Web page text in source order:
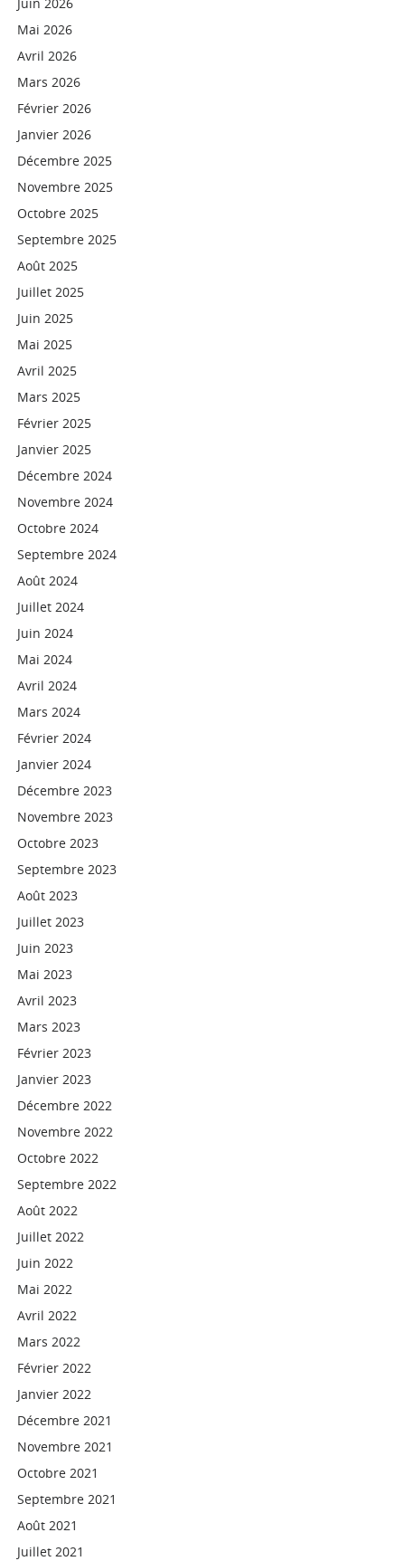
Mai 2026
Avril 2026
Mars 2026
Février 2026
Janvier 2026
Décembre 2025
Novembre 2025
Octobre 2025
Septembre 2025
Août 2025
Juillet 2025
Juin 2025
Mai 2025
Avril 2025
Mars 2025
Février 2025
Janvier 2025
Décembre 2024
Novembre 2024
Octobre 2024
Septembre 2024
Août 2024
Juillet 2024
Juin 2024
Mai 2024
Avril 2024
Mars 2024
Février 2024
Janvier 2024
Décembre 2023
Novembre 2023
Octobre 2023
Septembre 2023
Août 2023
Juillet 2023
Juin 2023
Mai 2023
Avril 2023
Mars 2023
Février 2023
Janvier 2023
Décembre 2022
Novembre 2022
Octobre 2022
Septembre 2022
Août 2022
Juillet 2022
Juin 2022
Mai 2022
Avril 2022
Mars 2022
Février 2022
Janvier 2022
Décembre 2021
Novembre 2021
Octobre 2021
Septembre 2021
Août 2021
Juillet 2021